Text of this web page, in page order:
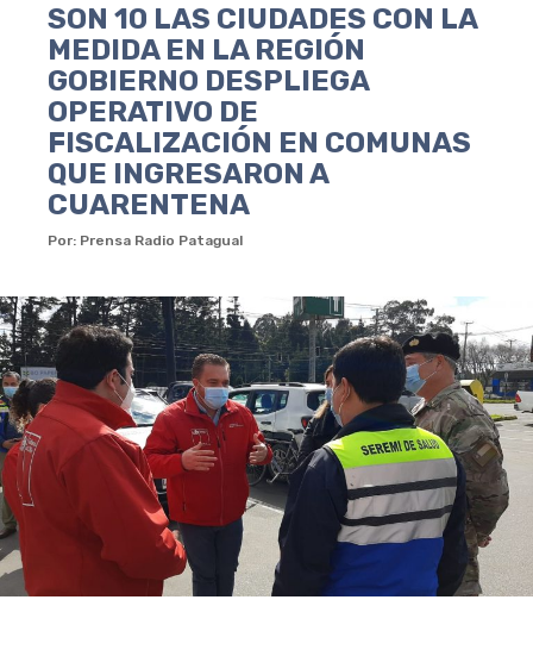
SON 10 LAS CIUDADES CON LA
MEDIDA EN LA REGIÓN
GOBIERNO DESPLIEGA
OPERATIVO DE
FISCALIZACIÓN EN COMUNAS
QUE INGRESARON A
CUARENTENA
Por: Prensa Radio Patagual